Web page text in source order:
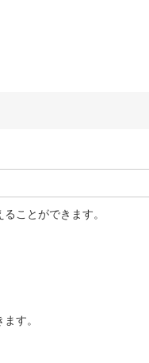
ことができます。
す。